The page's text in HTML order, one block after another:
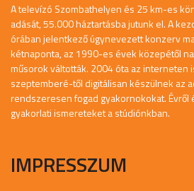
A televízó Szombathelyen és 25 km-es
adását, 55.000 háztartásba jutunk el. A
órában jelentkező úgynevezett konzerv
kétnaponta, az 1990-es évek közepétől
műsorok váltották. 2004 óta az interneten
szeptemberé-től digitálisan készülnek az
rendszeresen fogad gyakornokokat.
gyakorlati ismereteket a stúdiónkban.
IMPRESSZUM